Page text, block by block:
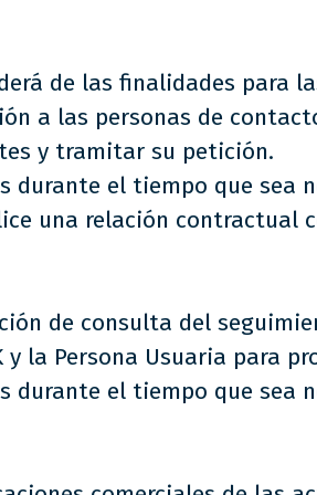
de las finalidades para
a las personas de
y tramitar su petición.
durante el tiempo que sea
una relación contractual
de consulta del
la Persona Usuaria para
durante el tiempo que sea